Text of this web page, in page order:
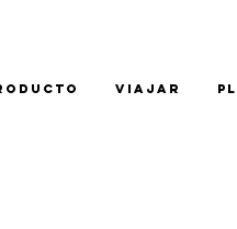
Viajar